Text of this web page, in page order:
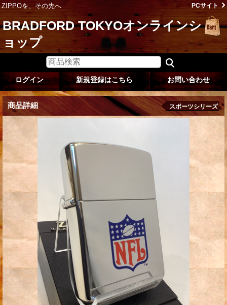
ZIPPOを、その先へ PCサイト
BRADFORD TOKYOオンラインシ
ョップ
ログイン 新規登録はこちら お問い合わせ
商品詳細 スポーツシリーズ